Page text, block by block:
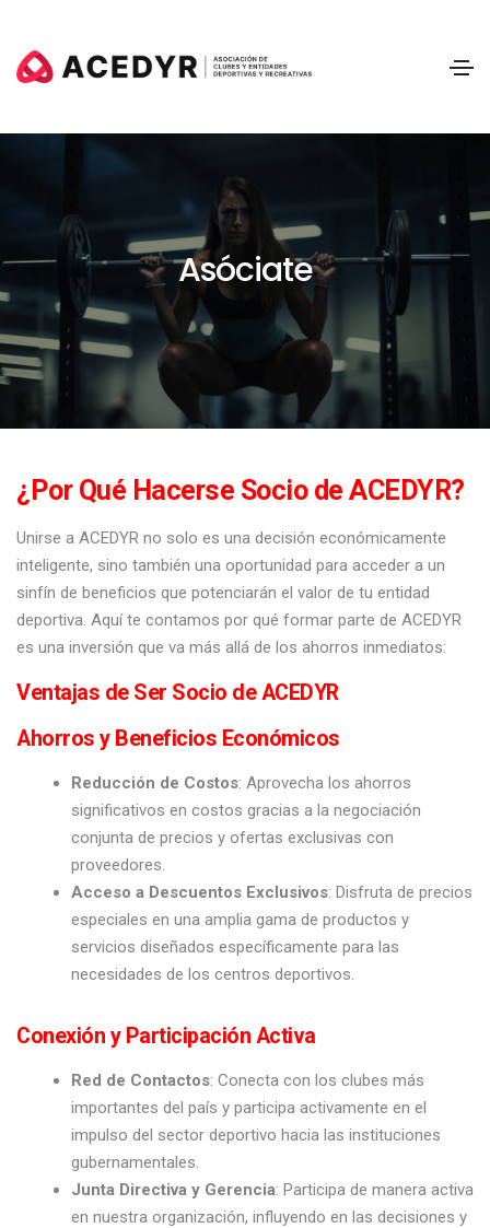
Asóciate
¿Por Qué Hacerse Socio de ACEDYR?
Unirse a ACEDYR no solo es una decisión económicamente
inteligente, sino también una oportunidad para acceder a un
sinfín de beneficios que potenciarán el valor de tu entidad
deportiva. Aquí te contamos por qué formar parte de ACEDYR
es una inversión que va más allá de los ahorros inmediatos:
Ventajas de Ser Socio de ACEDYR
Ahorros y Beneficios Económicos
Reducción de Costos: Aprovecha los ahorros
significativos en costos gracias a la negociación
conjunta de precios y ofertas exclusivas con
proveedores.
Acceso a Descuentos Exclusivos: Disfruta de precios
especiales en una amplia gama de productos y
servicios diseñados específicamente para las
necesidades de los centros deportivos.
Conexión y Participación Activa
Red de Contactos: Conecta con los clubes más
importantes del país y participa activamente en el
impulso del sector deportivo hacia las instituciones
gubernamentales.
Junta Directiva y Gerencia: Participa de manera activa
en nuestra organización, influyendo en las decisiones y